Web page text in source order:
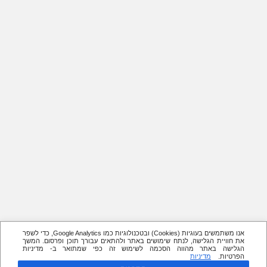
אנו משתמשים בעוגיות (Cookies) ובטכנולוגיות כמו Google Analytics, כדי לשפר
את חוויית הגלישה, לנתח שימושים באתר ולהתאים עבורך תוכן ופרסום. המשך
הגלישה באתר מהווה הסכמה לשימוש זה כפי שמתואר ב- מדיניות
הפרטיות.
מדיניות